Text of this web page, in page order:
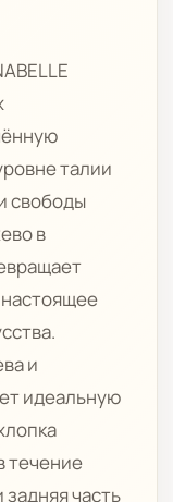
талии
свободы
в
и
идеальную
течение
часть